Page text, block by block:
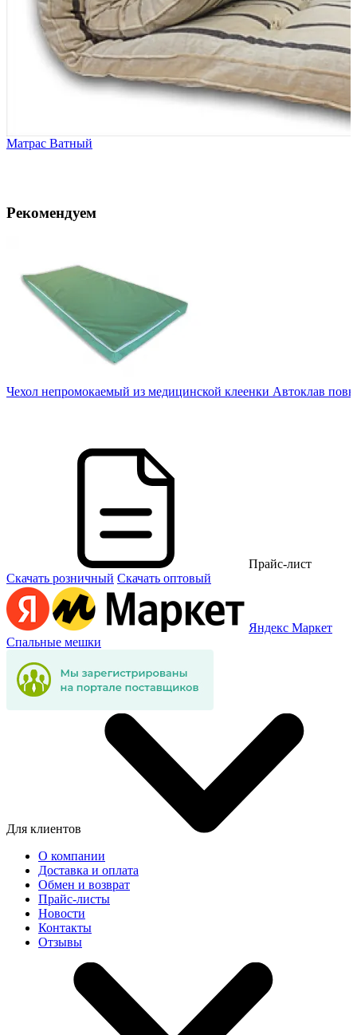
Матрас Ватный
Рекомендуем
Чехол непромокаемый из медицинской клеенки Автоклав
Прайс-лист
Скачать розничный Скачать оптовый
Яндекс Маркет
Спальные мешки
Для клиентов
О компании
Доставка и оплата
Обмен и возврат
Прайс-листы
Новости
Контакты
Отзывы